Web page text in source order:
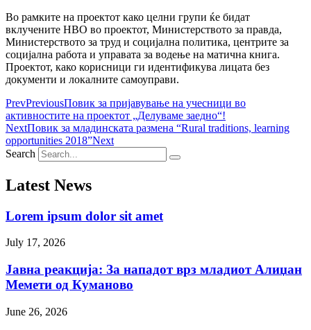
Во рамките на проектот како целни групи ќе бидат
вклучените НВО во проектот, Министерството за правда,
Министерството за труд и социјална политика, центрите за
социјална работа и управата за водење на матична книга.
Проектот, како корисници ги идентификува лицата без
документи и локалните самоуправи.
PrevPreviousПовик за пријавување на учесници во
активностите на проектот „Делуваме заедно“!
NextПовик за младинската размена “Rural traditions, learning
opportunities 2018”Next
Search
Latest News
Lorem ipsum dolor sit amet
July 17, 2026
Јавна реакција: Зa нападот врз младиот Алиџан
Мемети од Куманово
June 26, 2026